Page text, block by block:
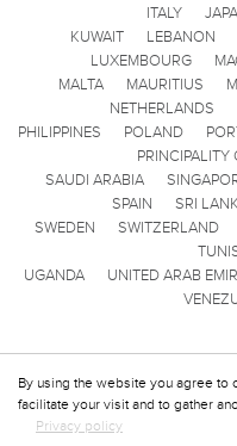
By using the website you agree to
facilitate your visit and to gather
Privacy policy
ITALY
KUWAIT
LEBANON
LUXEMBOURG
MALTA
MAURITIUS
NETHERLANDS
PHILIPPINES
POLAND
SAUDI ARABIA
SPAIN
SRI
SWEDEN
SWITZERLAND
UGANDA
UNITED ARAB